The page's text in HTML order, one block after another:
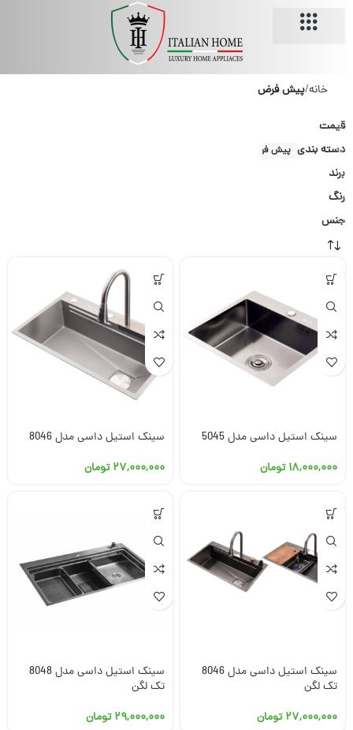
خانه پیش فرض
قیمت
دسته بندی پیش فرض
برند
رنگ
جنس
سینک استیل داسی مدل 5045
۱۸,۰۰۰,۰۰۰ تومان
سینک استیل داسی مدل 8046
۲۷,۰۰۰,۰۰۰ تومان
سینک استیل داسی مدل 8046
تک لگن
۲۷,۰۰۰,۰۰۰ تومان
سینک استیل داسی مدل 8048
تک لگن
۲۹,۰۰۰,۰۰۰ تومان